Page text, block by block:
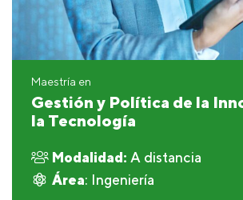
Maestría en
Gestión y Política de la
la Tecnología
Modalidad: A distancia
Área: Ingeniería